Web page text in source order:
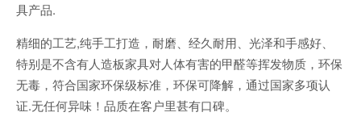
具产品.
精细的工艺,纯手工打造，耐磨、经久耐用、光泽和手感好、
特别是不含有人造板家具对人体有害的甲醛等挥发物质，环保
无毒，符合国家环保级标准，环保可降解，通过国家多项认
证.无任何异味！品质在客户里甚有口碑。